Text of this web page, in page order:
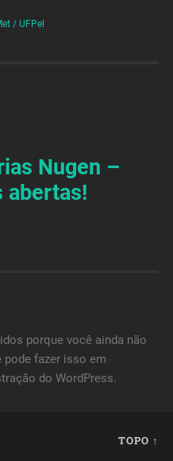
/ UFPel
Nugen –
abertas!
porque você ainda não
pode fazer isso em
do WordPress.
TOPO ↑